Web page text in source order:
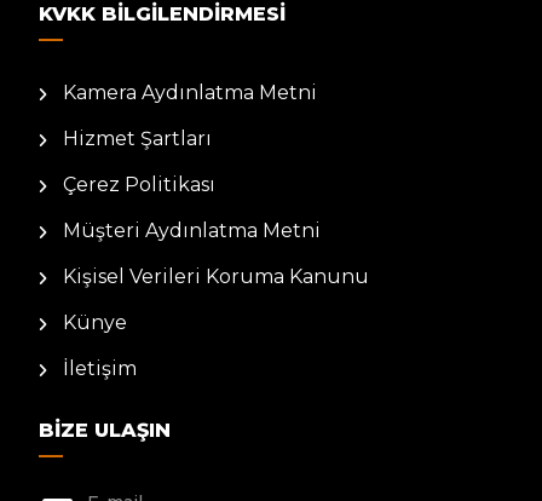
KVKK BILGILENDIRMESI
Kamera Aydınlatma Metni
Hizmet Şartları
Çerez Politikası
Müşteri Aydınlatma Metni
Kişisel Verileri Koruma Kanunu
Künye
İletişim
BIZE ULAŞIN